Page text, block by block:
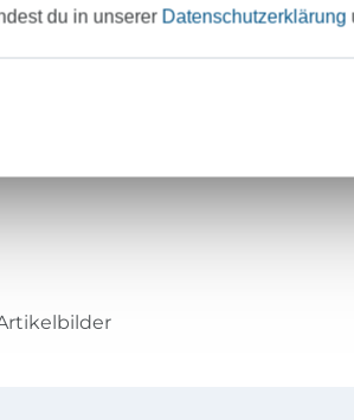
Jacquard Jersey, Boucle,
bis zu einer Grammatur ab
du in unserer Datenschutzerklärung